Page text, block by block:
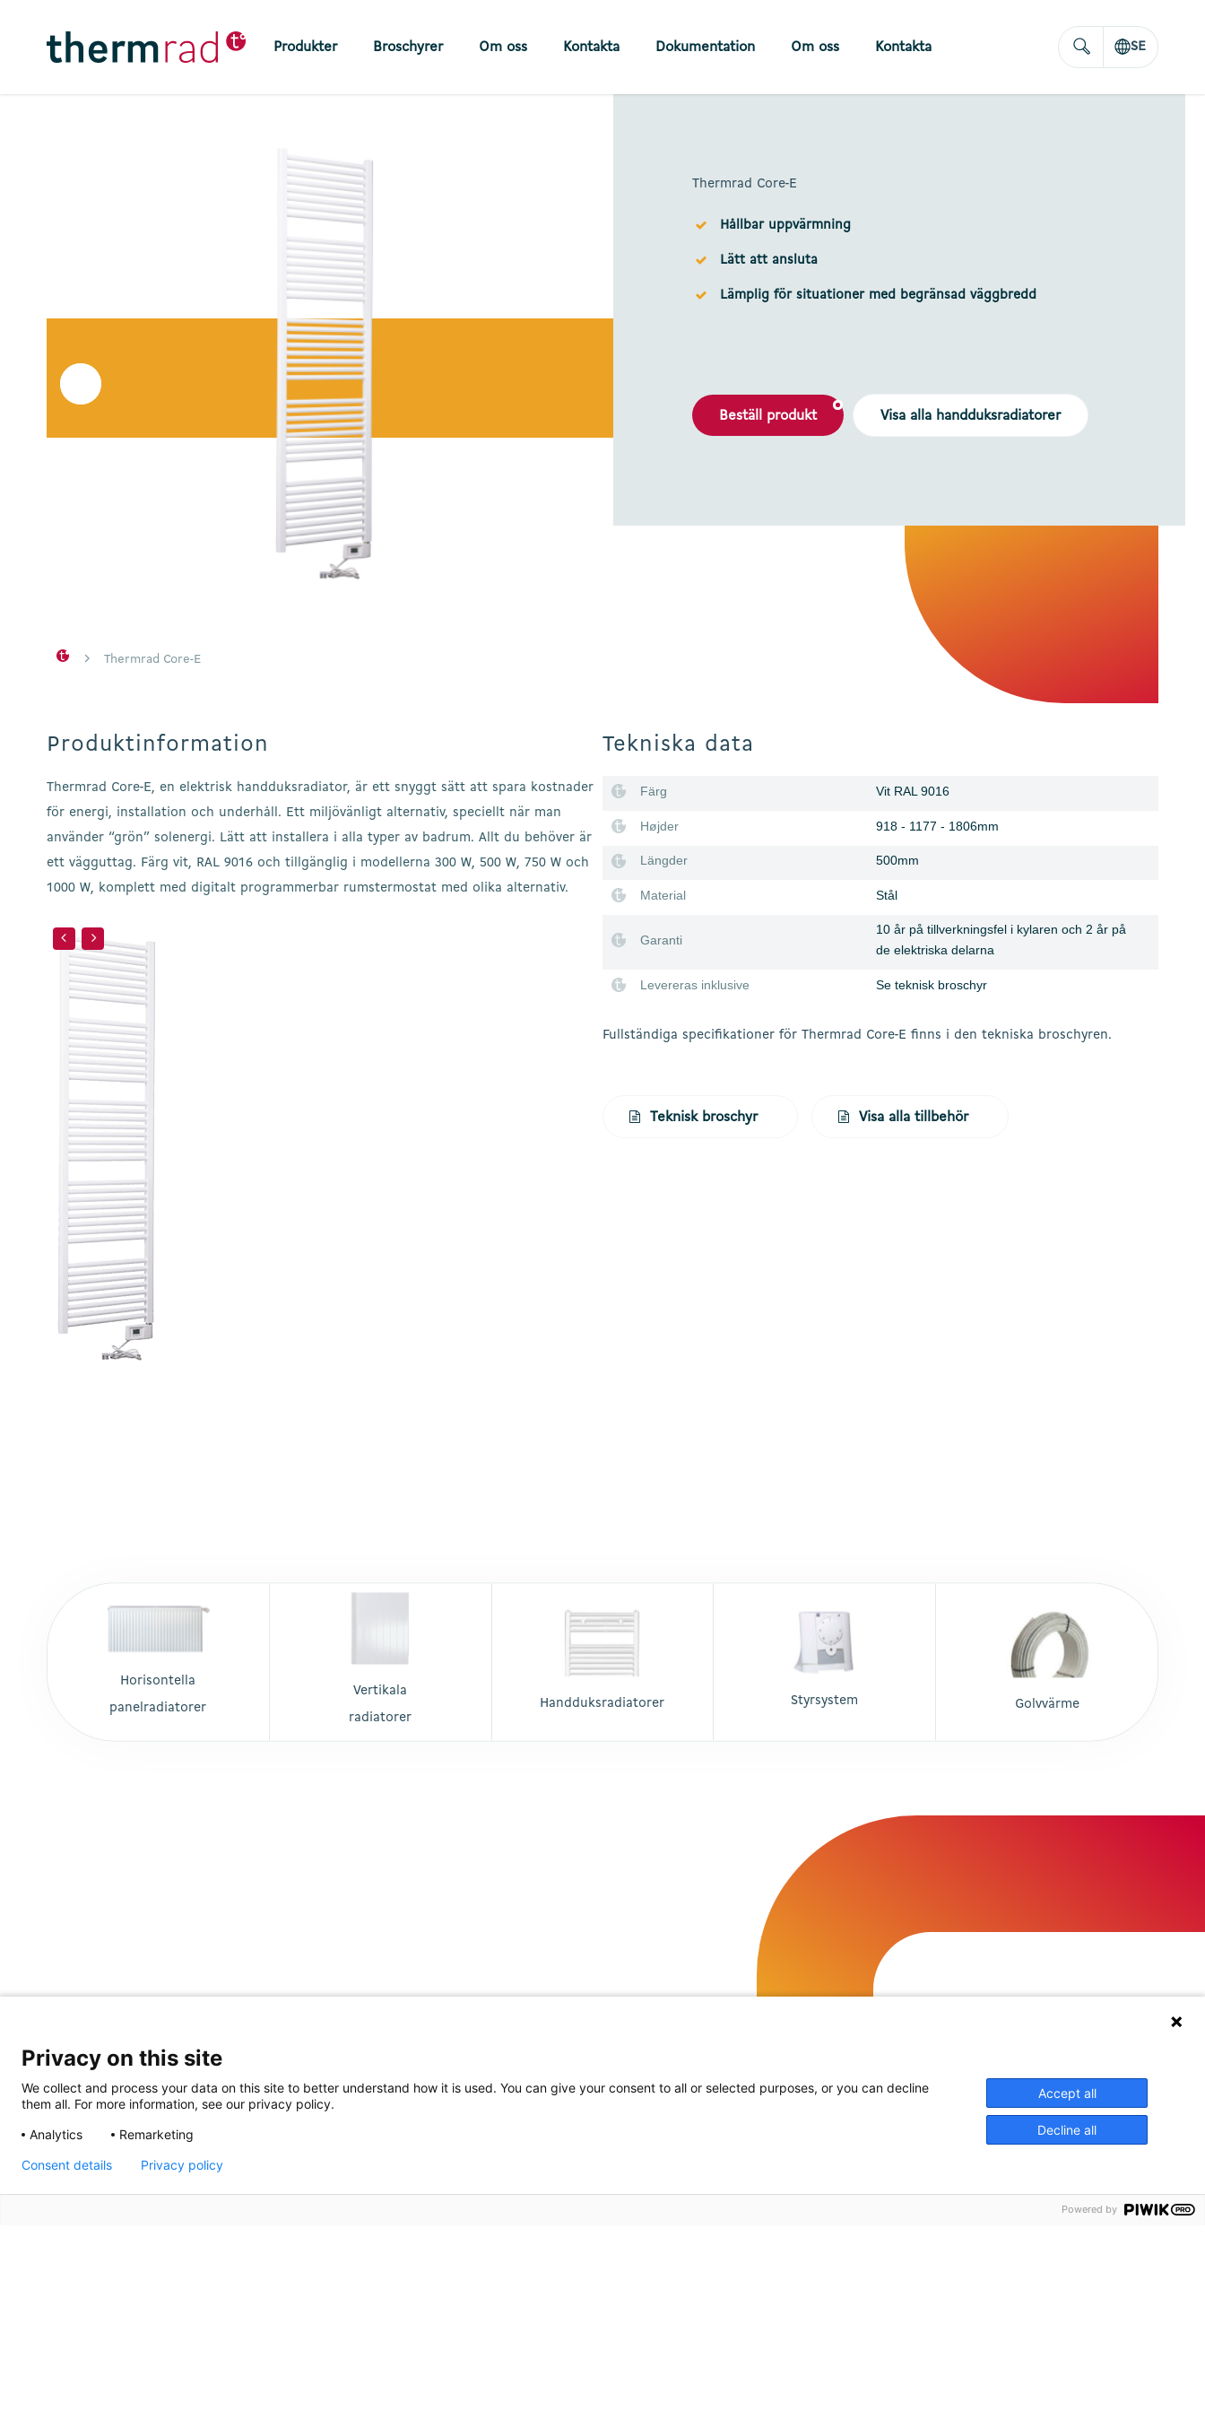
Produkter Broschyrer Om oss Kontakta Dokumentation Om oss Kontakta SE
Thermrad Core-E
Hållbar uppvärmning
Lätt att ansluta
Lämplig för situationer med begränsad väggbredd
Beställ produkt Visa alla handduksradiatorer
Thermrad Core-E
Produktinformation
Thermrad Core-E, en elektrisk handduksradiator, är ett snyggt sätt att spara kostnader
för energi, installation och underhåll. Ett miljövänligt alternativ, speciellt när man
använder “grön” solenergi. Lätt att installera i alla typer av badrum. Allt du behöver är
ett vägguttag. Färg vit, RAL 9016 och tillgänglig i modellerna 300 W, 500 W, 750 W och
1000 W, komplett med digitalt programmerbar rumstermostat med olika alternativ.
Tekniska data
Färg Vit RAL 9016
Højder 918 - 1177 - 1806mm
Längder 500mm
Material Stål
Garanti
10 år på tillverkningsfel i kylaren och 2 år på
de elektriska delarna
Levereras inklusive Se teknisk broschyr
Fullständiga specifikationer för Thermrad Core-E finns i den tekniska broschyren.
Teknisk broschyr Visa alla tillbehör
Horisontella
panelradiatorer
Vertikala
radiatorer
Handduksradiatorer Styrsystem Golvvärme
Privacy on this site
We collect and process your data on this site to better understand how it is used. You can give your consent to all or selected purposes, or you can decline
them all. For more information, see our privacy policy.
Analytics
Remarketing
Accept all
Decline all
Consent details Privacy policy
Powered by